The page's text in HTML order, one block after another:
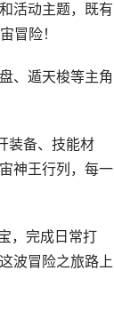
活动主题，既有
冒险！
、遁天梭等主角
装备、技能材
神王行列，每一
，完成日常打
波冒险之旅路上